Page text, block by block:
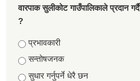
वारपाक सुलीकोट गाउँपालिकाले प्रदान
?
Choices
प्रभावकारी
सन्तोषजनक
सुधार गर्नुपर्ने धेरै छन